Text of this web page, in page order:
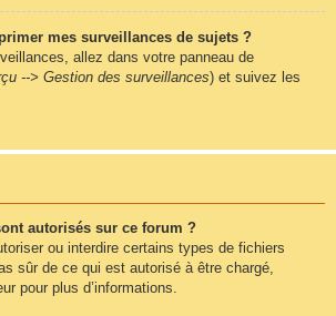
mes surveillances de sujets ?
allez dans votre panneau de
--> Gestion des surveillances) et suivez les
autorisés sur ce forum ?
ou interdire certains types de fichiers
sûr de ce qui est autorisé à être chargé,
pour plus d’informations.